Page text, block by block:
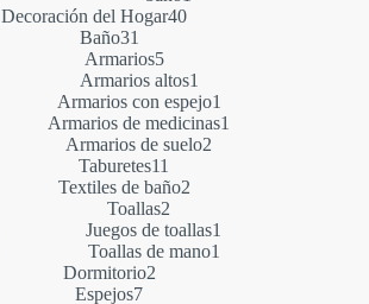
Decoración del Hogar4040
Baño31
productos
Armarios55
productos
Armarios altos1
producto
Armarios con espejo1
producto
Armarios de medicinas1
Armarios de suelo2
Taburetes11
productos
Textiles de baño22
Toallas2
productos
Juegos de toallas1
Toallas de mano1
Dormitorio22
Espejos77